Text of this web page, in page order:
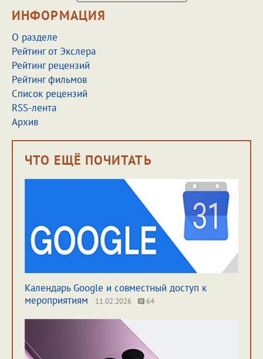
ИНФОРМАЦИЯ
О разделе
Рейтинг от Экслера
Рейтинг рецензий
Рейтинг фильмов
Список рецензий
RSS-лента
Архив
ЧТО ЕЩЁ ПОЧИТАТЬ
Календарь Google и совместный доступ к
мероприятиям
11.02.2026 64